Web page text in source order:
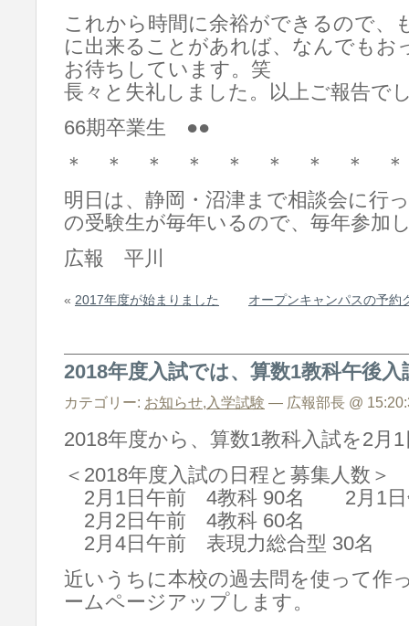
これから時間に余裕ができるので、
に出来ることがあれば、なんでもお
お待ちしています。笑
長々と失礼しました。以上ご報告で
66期卒業生 ●●
＊ ＊ ＊ ＊ ＊ ＊ ＊ ＊
明日は、静岡・沼津まで相談会に行
の受験生が毎年いるので、毎年参加
広報 平川
« 2017年度が始まりました オープンキャンパスの予約
2018年度入試では、算数1教科午後
カテゴリー: お知らせ, 入学試験 — 広報部長 @
2018年度から、算数1教科入試を2月
＜2018年度入試の日程と募集人数＞
2月1日午前 4教科 90名 2月1日
2月2日午前 4教科 60名
2月4日午前 表現力総合型 30名
近いうちに本校の過去問を使って作
ームページアップします。